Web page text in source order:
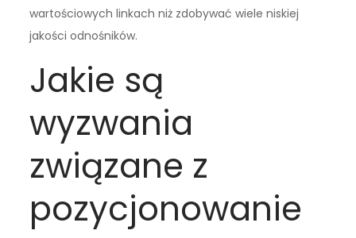
wartościowych linkach niż zdobywać wiele niskiej
jakości odnośników.
Jakie są
wyzwania
związane z
pozycjonowanie